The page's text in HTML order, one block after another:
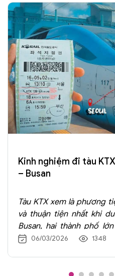
Kinh nghiệm đi tàu
– Busan
Tàu KTX xem là phương
và thuận tiện nhất khi
Busan, hai thành phố
Quốc. Đây là hệ thống tàu
06/03/2026 1348